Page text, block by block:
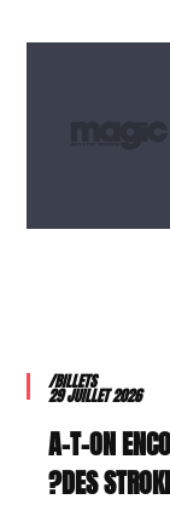
/BILLETS
29 JUILLET 2026
A-T-ON
DES